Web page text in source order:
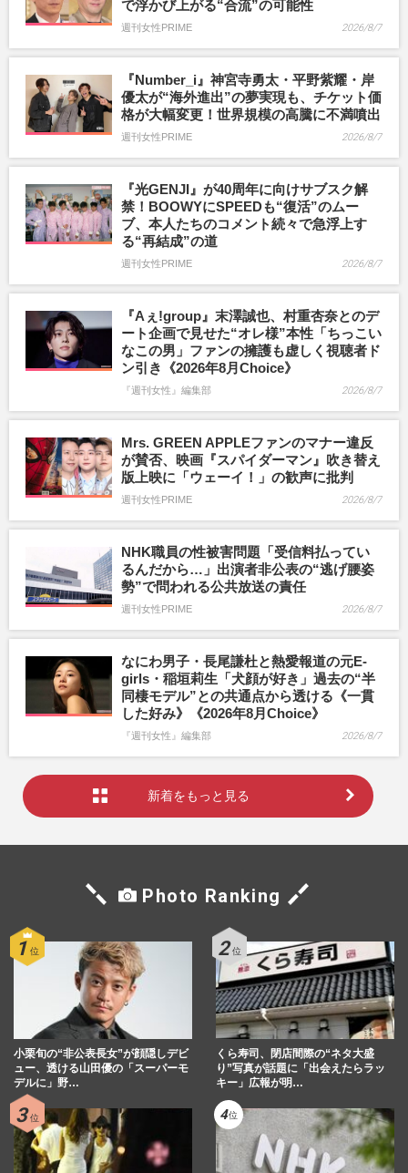
で浮かび上がる“合流”の可能性
週刊女性PRIME 2026/8/7
『Number_i』神宮寺勇太・平野紫耀・岸
優太が“海外進出”の夢実現も、チケット価
格が大幅変更！世界規模の高騰に不満噴出
週刊女性PRIME 2026/8/7
『光GENJI』が40周年に向けサブスク解
禁！BOOWYにSPEEDも“復活”のムー
ブ、本人たちのコメント続々で急浮上す
る“再結成”の道
週刊女性PRIME 2026/8/7
『Aぇ!group』末澤誠也、村重杏奈とのデ
ート企画で見せた“オレ様”本性「ちっこい
なこの男」ファンの擁護も虚しく視聴者ド
ン引き《2026年8月Choice》
『週刊女性』編集部 2026/8/7
Mrs. GREEN APPLEファンのマナー違反
が賛否、映画『スパイダーマン』吹き替え
版上映に「ウェーイ！」の歓声に批判
週刊女性PRIME 2026/8/7
NHK職員の性被害問題「受信料払ってい
るんだから…」出演者非公表の“逃げ腰姿
勢”で問われる公共放送の責任
週刊女性PRIME 2026/8/7
なにわ男子・長尾謙杜と熱愛報道の元E-
girls・稲垣莉生「犬顔が好き」過去の“半
同棲モデル”との共通点から透ける《一貫
した好み》《2026年8月Choice》
『週刊女性』編集部 2026/8/7
新着をもっと見る
Photo Ranking
小栗旬の“非公表長女”が顔隠しデビ
ュー、透ける山田優の「スーパーモ
デルに」野…
くら寿司、閉店間際の“ネタ大盛
り”写真が話題に「出会えたらラッ
キー」広報が明…